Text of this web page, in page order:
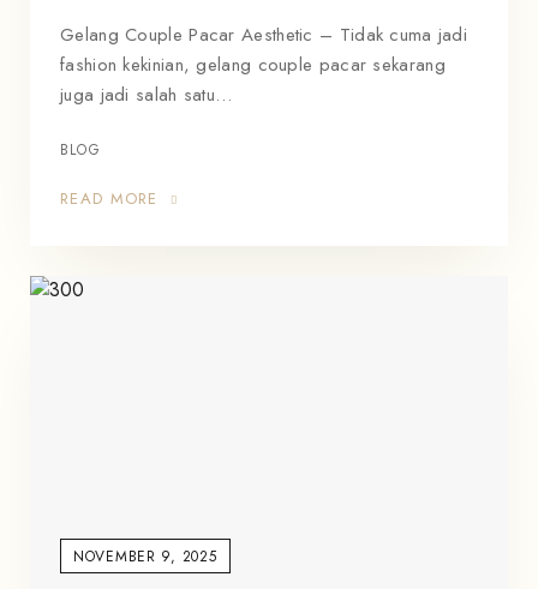
Gelang Couple Pacar Aesthetic – Tidak cuma jadi
fashion kekinian, gelang couple pacar sekarang
juga jadi salah satu…
BLOG
READ MORE
NOVEMBER 9, 2025